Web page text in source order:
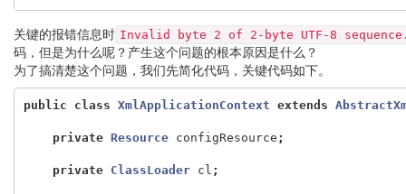
关键的报错信息时 Invalid byte 2 of 2-byte UTF-8
码，但是为什么呢？产生这个问题的根本原因是什么？
为了搞清楚这个问题，我们先简化代码，关键代码如下。
public class XmlApplicationContext extends
private Resource configResource ;
private ClassLoader cl ;